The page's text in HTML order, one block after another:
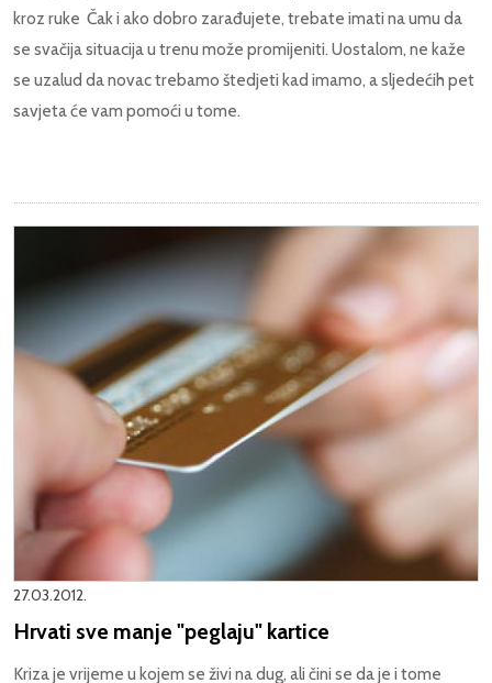
kroz ruke Čak i ako dobro zarađujete, trebate imati na umu da
se svačija situacija u trenu može promijeniti. Uostalom, ne kaže
se uzalud da novac trebamo štedjeti kad imamo, a sljedećih pet
savjeta će vam pomoći u tome.
27.03.2012.
Hrvati sve manje "peglaju" kartice
Kriza je vrijeme u kojem se živi na dug, ali čini se da je i tome